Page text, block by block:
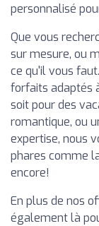
personnalisé
Que vous
sur mesure, ou
ce qu'il vous
forfaits adaptés
soit pour des
romantique, ou
expertise, nous
phares comme
encore!
En plus de nos
également là